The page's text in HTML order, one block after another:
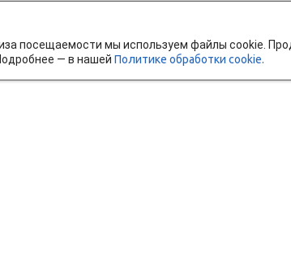
посещаемости мы используем файлы cookie.
— в нашей Политике обработки cookie.